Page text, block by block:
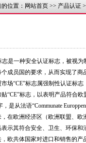
位置： 网站首页 >> 产品认证
志是一种安全认证标志，被视
个成员国的要求，从而实现了
市场“CE”标志属强制性认证标
贴“CE”标志，以表明产品符合
，是从法语“Communate
，在欧洲经济区（欧洲联盟、欧
表示其符合安全、卫生、环保
，欧共体国家对进口和销售的